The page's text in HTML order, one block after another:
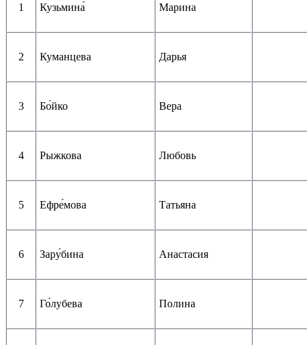
1 Кузьмина́ Марина
2 Куманцева Дарья
3 Бо́йко Вера
4 Рыжкова Любовь
5 Ефре́мова Татьяна
6 Зару́бина Анастасия
7 Го́лубева Полина